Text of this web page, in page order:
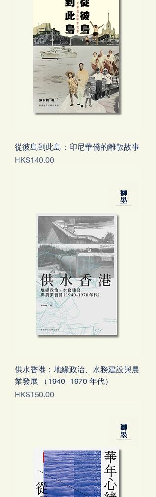
從彼島到此島：印尼華僑的離散故事
Price
HK$140.00
供水香港：地緣政治、水務建設與農
業發展 （1940–1970 年代）
Price
HK$150.00